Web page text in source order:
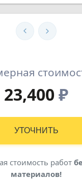
23,400₽
УТОЧНИТЬ
стоимость работ
материалов!